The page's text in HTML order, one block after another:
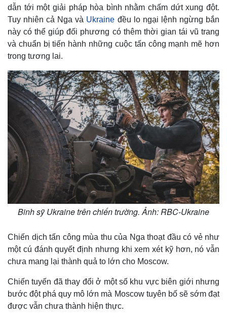
dẫn tới một giải pháp hòa bình nhằm chấm dứt xung đột.
Tuy nhiên cả Nga và Ukraine đều lo ngại lệnh ngừng bắn
này có thể giúp đối phương có thêm thời gian tái vũ trang
và chuẩn bị tiến hành những cuộc tấn công mạnh mẽ hơn
trong tương lai.
Binh sỹ Ukraine trên chiến trường. Ảnh: RBC-Ukraine
Chiến dịch tấn công mùa thu của Nga thoạt đầu có vẻ như
một cú đánh quyết định nhưng khi xem xét kỹ hơn, nó vẫn
chưa mang lại thành quả to lớn cho Moscow.
Chiến tuyến đã thay đổi ở một số khu vực biên giới nhưng
bước đột phá quy mô lớn mà Moscow tuyên bố sẽ sớm đạt
được vẫn chưa thành hiện thực.